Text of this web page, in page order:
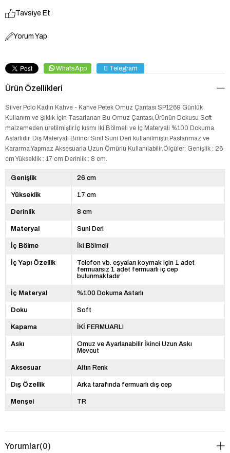
Tavsiye Et
Yorum Yap
WhatsApp Telegram
Ürün Özellikleri
Silver Polo Kadın Kahve - Kahve Petek Omuz Çantası SP1269 Günlük
Kullanım ve Şıklık İçin Tasarlanan Bu Omuz Çantası,Ürünün Dokusu Soft
malzemeden üretilmiştir.İç kısmı İki Bölmeli ve İç Materyali %100 Dokuma
Astarlıdır. Dış Materyali Birinci Sınıf Suni Deri kullanılmıştır.Paslanmaz ve
Kararma Yapmaz Aksesuarla Uzun Ömürlü Kullanılabilir.Ölçüler: Genişlik : 26
cm Yükseklik : 17 cm Derinlik : 8 cm.
Genişlik 26 cm
Yükseklik 17 cm
Derinlik 8 cm
Materyal Suni Deri
İç Bölme İki Bölmeli
İç Yapı Özellik
Telefon vb. eşyaları koymak için 1 adet
fermuarsız 1 adet fermuarlı iç cep
bulunmaktadır
İç Materyal %100 Dokuma Astarlı
Doku Soft
Kapama İKİ FERMUARLI
Askı
Omuz ve Ayarlanabilir İkinci Uzun Askı
Mevcut
Aksesuar Altın Renk
Dış Özellik Arka tarafında fermuarlı dış cep
Menşei TR
Yorumlar(0)